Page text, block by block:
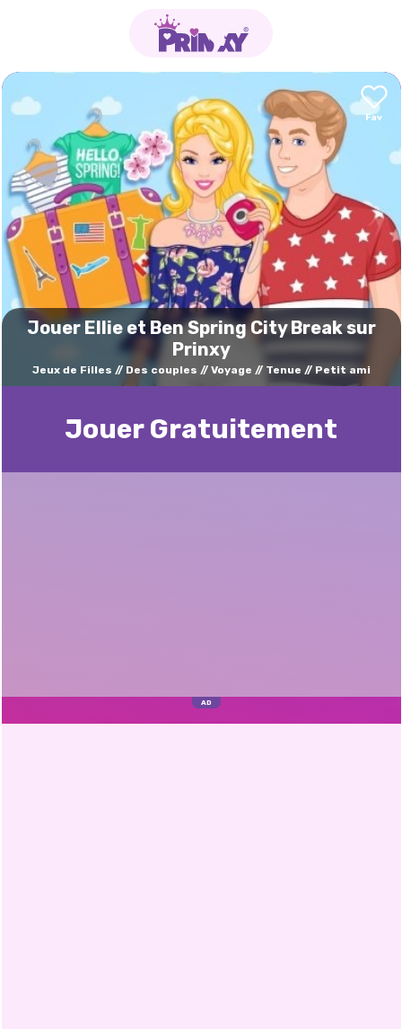
Jouer Ellie et Ben Spring City Break sur
Prinxy
Jeux de Filles Des couples Voyage Tenue Petit ami
Jouer Gratuitement